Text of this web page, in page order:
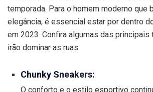
temporada. Para o homem moderno que
elegância, é essencial estar por dentro
em 2023. Confira algumas das principais
irão dominar as ruas:
Chunky Sneakers:
O conforto e o estilo esportivo